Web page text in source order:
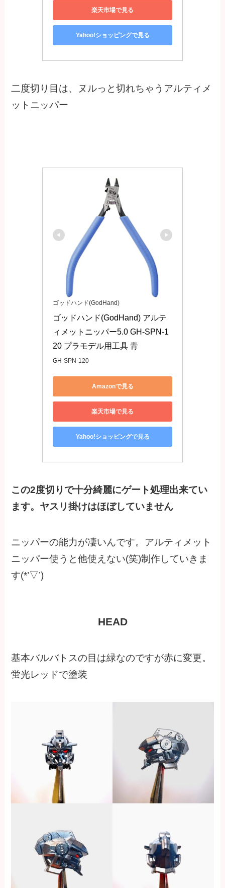
楽天市場で見る
Yahoo!ショッピングで見る
二度切り目は、ヌルっと切れちゃうアルティメ
ットニッパー
ゴッドハンド(GodHand)
ゴッドハンド(GodHand) アルテ
ィメットニッパー5.0 GH-SPN-1
20 プラモデル用工具 青
GH-SPN-120
Amazonで見る
楽天市場で見る
Yahoo!ショッピングで見る
この2度切りで十分綺麗にゲート処理出来てい
ます。ヤスリ掛けはほぼしていません
ニッパーの能力が凄いんです。アルティメット
ニッパー使うと他使えない(笑)制作していきま
す(*’▽’)
HEAD
基本バルバトスの目は緑なのですが赤に変更。
蛍光レッドで塗装